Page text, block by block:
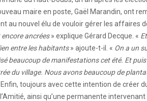
maire en poste, Gaël Marandin, ont
au nouvel élu de vouloir gérer les affaires
ancrées» explique Gérard Decque. «
entre les habitants» ajoute-t-il. « On a un
beaucoup de manifestations cet été. Et
du village. Nous avons beaucoup de
toujours avec cette intention de créer
ainsi qu’une permanente